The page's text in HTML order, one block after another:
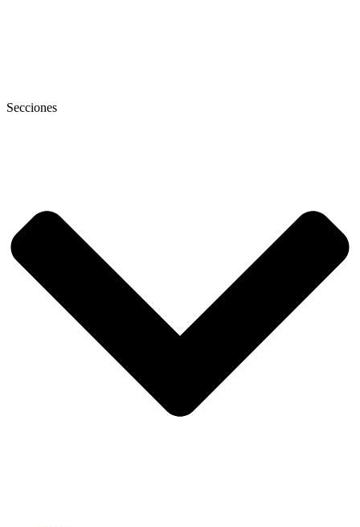
Secciones